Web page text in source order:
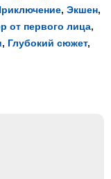
, Экшен,
от первого лица,
, Глубокий сюжет,